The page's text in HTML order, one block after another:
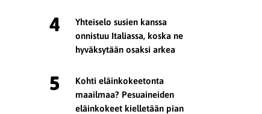
4
Yhteiselo susien kanssa
onnistuu Italiassa, koska ne
hyväksytään osaksi arkea
5
Kohti eläinkokeetonta
maailmaa? Pesuaineiden
eläinkokeet kielletään pian